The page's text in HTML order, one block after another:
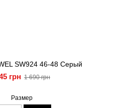
SW924 46-48 Серый
грн 1 690 грн
Размер